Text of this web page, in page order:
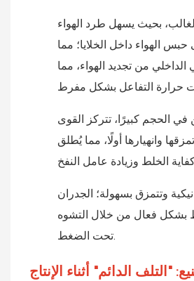
بحيث يسهل طرد الهواء
الهواء داخل الخلايا؛ مما
من تجديد الهواء، مما
ويكون التباين في الحجم كبيرًا، تتركز القوى
(<5 ميكرومتر)، مما يؤدي إلى تمزقها وانهيارها أولًا، مما يُطلق
القوة الميكانيكية وتتمزق بسهولة؛ الجدران
الضغوط بشكل فعال من خلال التشوه
تحت الضغط.
"التلف الدائم" أثناء الإنتاج